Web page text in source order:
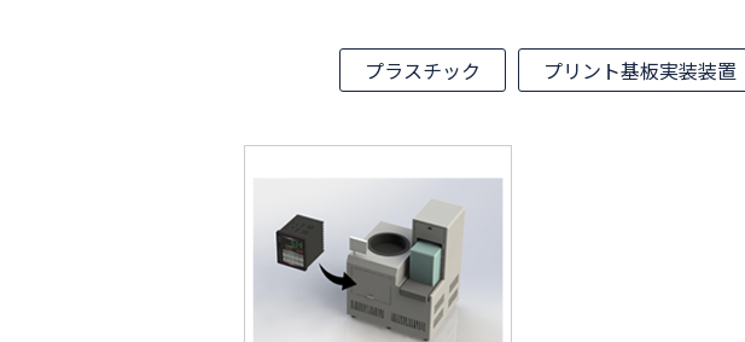
プラスチック プリント基板実装装置